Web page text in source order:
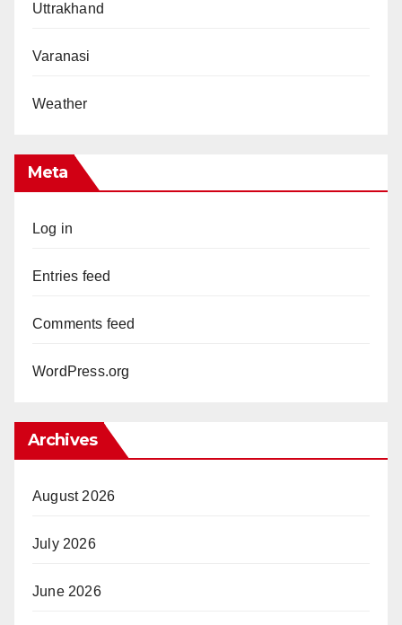
Uttrakhand
Varanasi
Weather
Meta
Log in
Entries feed
Comments feed
WordPress.org
Archives
August 2026
July 2026
June 2026